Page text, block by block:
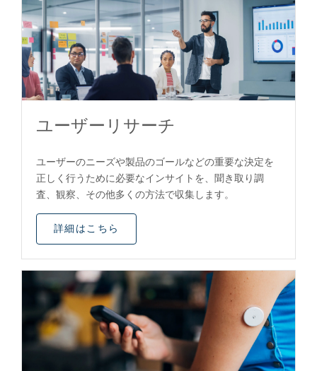
ユーザーリサーチ
ユーザーのニーズや製品のゴールなどの重要な決定を
正しく行うために必要なインサイトを、聞き取り調
査、観察、その他多くの方法で収集します。
詳細はこちら